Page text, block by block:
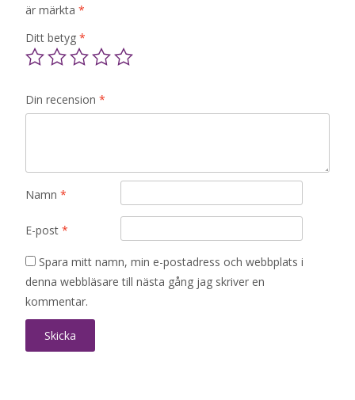
är märkta *
Ditt betyg *
Din recension *
Namn *
E-post *
Spara mitt namn, min e-postadress och webbplats i
denna webbläsare till nästa gång jag skriver en
kommentar.